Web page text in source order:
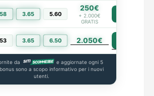
3.65 5.60
250€
+ 2.000€
GRATIS
3.65 6.50 2.050€
da
e aggiornate ogni 5
sono a scopo informativo per i nuovi
utenti.